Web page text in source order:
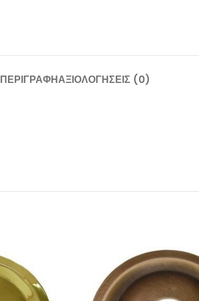
ΠΕΡΙΓΡΑΦΉΑΞΙΟΛΟΓΉΣΕΙΣ (0)